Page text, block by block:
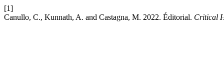
[1]
Canullo, C., Kunnath, A. and Castagna, M. 2022. Éditorial. Critical